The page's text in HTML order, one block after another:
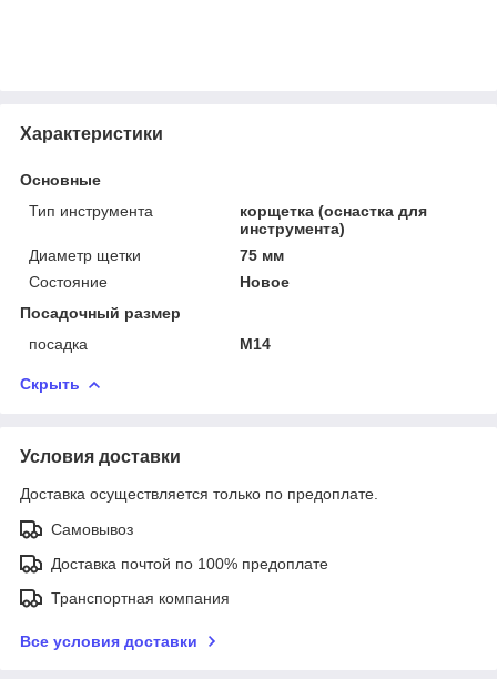
Характеристики
Основные
Тип инструмента
корщетка (оснастка для
инструмента)
Диаметр щетки
75 мм
Состояние
Новое
Посадочный размер
посадка
М14
Скрыть
Условия доставки
Доставка осуществляется только по предоплате.
Самовывоз
Доставка почтой по 100% предоплате
Транспортная компания
Все условия доставки